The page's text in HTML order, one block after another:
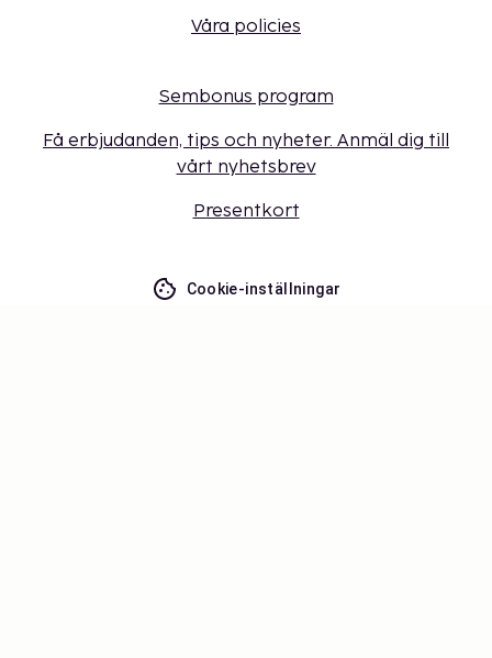
Våra policies
Sembonus program
Få erbjudanden, tips och nyheter. Anmäl dig till
vårt nyhetsbrev
Presentkort
Cookie-inställningar